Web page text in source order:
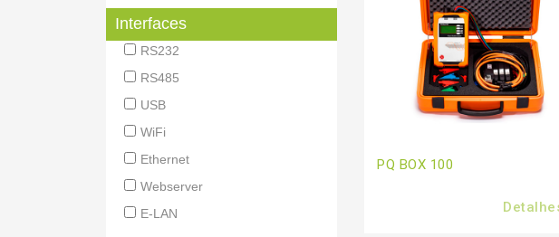
Interfaces
RS232
RS485
USB
WiFi
Ethernet
Webserver
E-LAN
PQ BOX 100